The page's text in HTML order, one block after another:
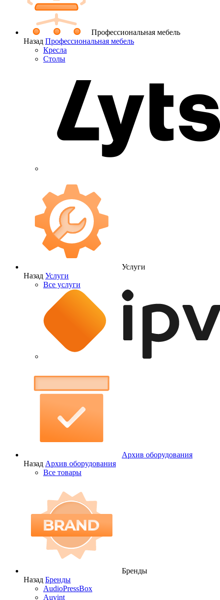
Профессиональная мебель
Назад Профессиональная мебель
Кресла
Столы
Услуги
Назад Услуги
Все услуги
Архив оборудования
Назад Архив оборудования
Все товары
Бренды
Назад Бренды
AudioPressBox
Auvint